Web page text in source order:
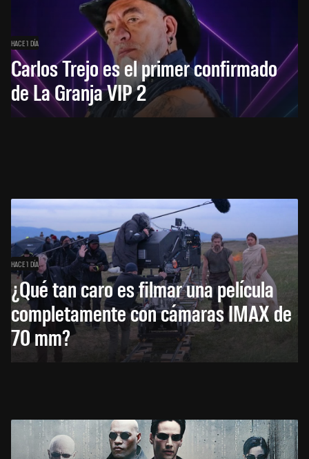
HACE 1 DÍA
Carlos Trejo es el primer confirmado
de La Granja VIP 2
HACE 1 DÍA
¿Qué tan caro es filmar una película
completamente con cámaras IMAX de
70 mm?